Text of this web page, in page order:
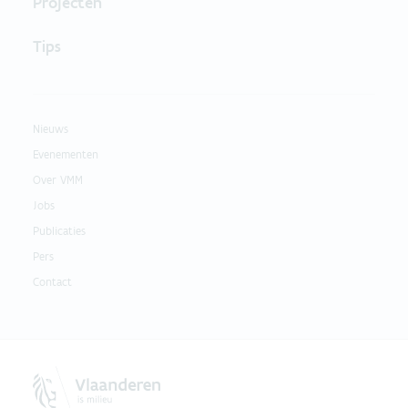
Tips
Nieuws
Evenementen
Over VMM
Jobs
Publicaties
Pers
Contact